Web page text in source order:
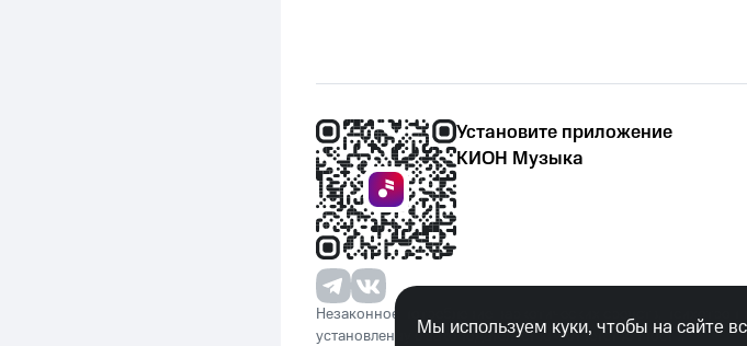
Установите приложение
КИОН Музыка
Незаконное потребление наркотических средств,
установленную законодательством ответственность.
Мы используем куки, чтобы на сайте